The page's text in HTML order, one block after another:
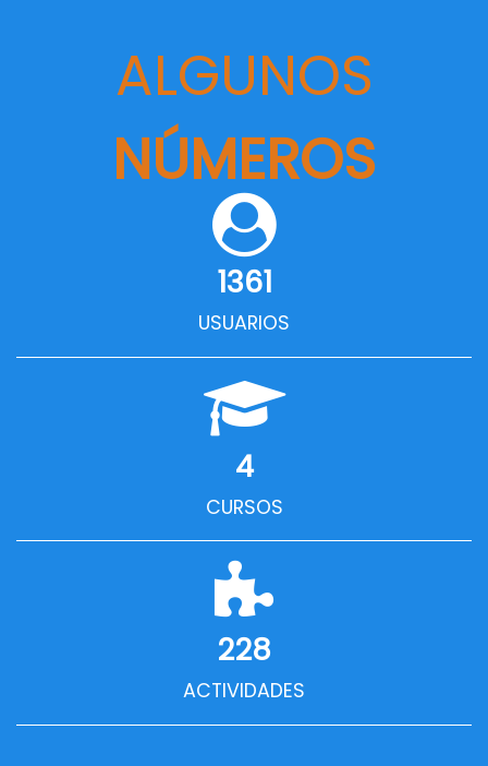
ALGUNOS
NÚMEROS
1361
USUARIOS
4
CURSOS
228
ACTIVIDADES